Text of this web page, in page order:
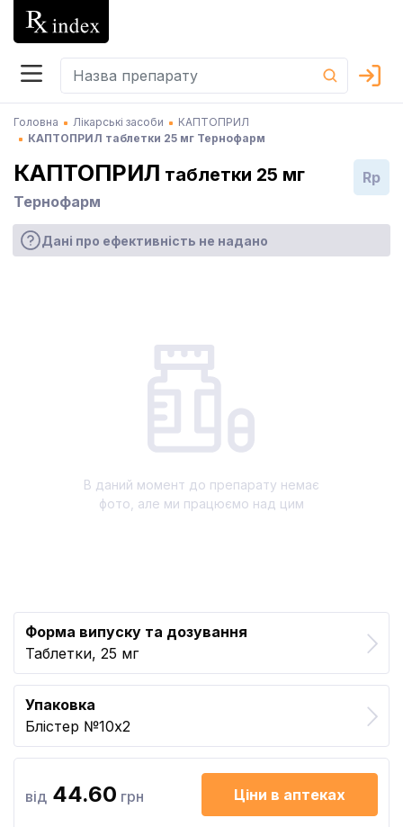
Головна Лікарські засоби
КАПТОПРИЛ
КАПТОПРИЛ таблетки 25 мг Тернофарм
КАПТОПРИЛ таблетки 25 мг
Тернофарм
Rp
Дані про ефективність не надано
В даний момент до препарату немає
фото, але ми працюємо над цим
Форма випуску та дозування
Таблетки, 25 мг
Упаковка
Блістер №10x2
від 44.60 грн Ціни в аптеках